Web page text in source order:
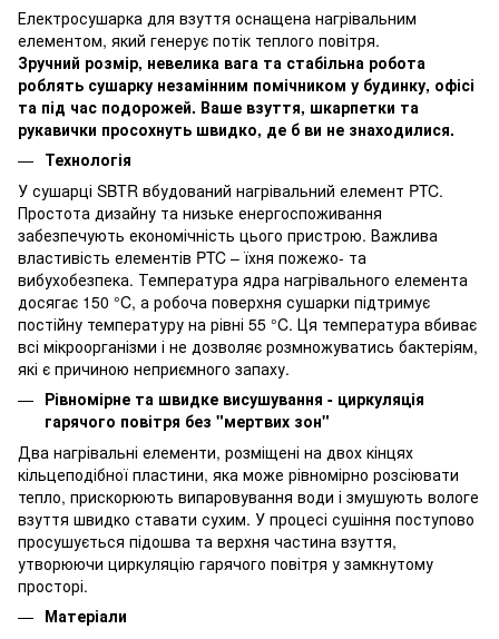
Електросушарка для взуття оснащена нагрівальним
елементом, який генерує потік теплого повітря.
Зручний розмір, невелика вага та стабільна робота
роблять сушарку незамінним помічником у будинку, офісі
та під час подорожей. Ваше взуття, шкарпетки та
рукавички просохнуть швидко, де б ви не знаходилися.
Технологія
У сушарці SBTR вбудований нагрівальний елемент PTC.
Простота дизайну та низьке енергоспоживання
забезпечують економічність цього пристрою. Важлива
властивість елементів PTC – їхня пожежо- та
вибухобезпека. Температура ядра нагрівального елемента
досягає 150 °C, а робоча поверхня сушарки підтримує
постійну температуру на рівні 55 °C. Ця температура вбиває
всі мікроорганізми і не дозволяє розмножуватись бактеріям,
які є причиною неприємного запаху.
Рівномірне та швидке висушування - циркуляція
гарячого повітря без "мертвих зон"
Два нагрівальні елементи, розміщені на двох кінцях
кільцеподібної пластини, яка може рівномірно розсіювати
тепло, прискорюють випаровування води і змушують вологе
взуття швидко ставати сухим. У процесі сушіння поступово
просушується підошва та верхня частина взуття,
утворюючи циркуляцію гарячого повітря у замкнутому
просторі.
Матеріали